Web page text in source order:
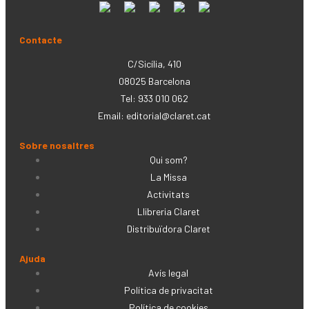
Contacte
C/Sicília, 410
08025 Barcelona
Tel: 933 010 062
Email: editorial@claret.cat
Sobre nosaltres
Qui som?
La Missa
Activitats
Llibreria Claret
Distribuïdora Claret
Ajuda
Avís legal
Política de privacitat